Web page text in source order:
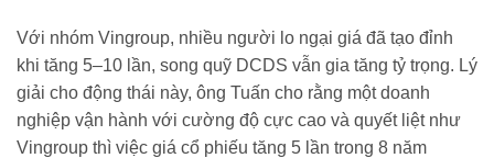
Với nhóm Vingroup, nhiều người lo ngại giá đã tạo đỉnh
khi tăng 5–10 lần, song quỹ DCDS vẫn gia tăng tỷ trọng. Lý
giải cho động thái này, ông Tuấn cho rằng một doanh
nghiệp vận hành với cường độ cực cao và quyết liệt như
Vingroup thì việc giá cổ phiếu tăng 5 lần trong 8 năm